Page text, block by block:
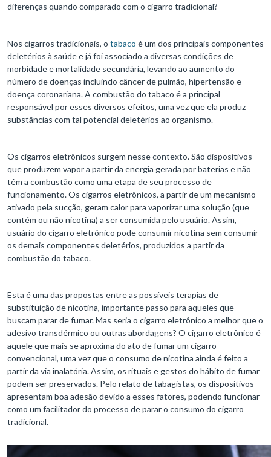
diferenças quando comparado com o cigarro tradicional?
Nos cigarros tradicionais, o tabaco é um dos principais componentes
deletérios à saúde e já foi associado a diversas condições de
morbidade e mortalidade secundária, levando ao aumento do
número de doenças incluindo câncer de pulmão, hipertensão e
doença coronariana. A combustão do tabaco é a principal
responsável por esses diversos efeitos, uma vez que ela produz
substâncias com tal potencial deletérios ao organismo.
Os cigarros eletrônicos surgem nesse contexto. São dispositivos
que produzem vapor a partir da energia gerada por baterias e não
têm a combustão como uma etapa de seu processo de
funcionamento. Os cigarros eletrônicos, a partir de um mecanismo
ativado pela sucção, geram calor para vaporizar uma solução (que
contém ou não nicotina) a ser consumida pelo usuário. Assim,
usuário do cigarro eletrônico pode consumir nicotina sem consumir
os demais componentes deletérios, produzidos a partir da
combustão do tabaco.
Esta é uma das propostas entre as possíveis terapias de
substituição de nicotina, importante passo para aqueles que
buscam parar de fumar. Mas seria o cigarro eletrônico a melhor que o
adesivo transdérmico ou outras abordagens? O cigarro eletrônico é
aquele que mais se aproxima do ato de fumar um cigarro
convencional, uma vez que o consumo de nicotina ainda é feito a
partir da via inalatória. Assim, os rituais e gestos do hábito de fumar
podem ser preservados. Pelo relato de tabagistas, os dispositivos
apresentam boa adesão devido a esses fatores, podendo funcionar
como um facilitador do processo de parar o consumo do cigarro
tradicional.